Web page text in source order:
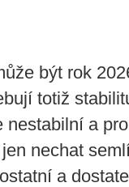
být rok
totiž
a
nechat
a